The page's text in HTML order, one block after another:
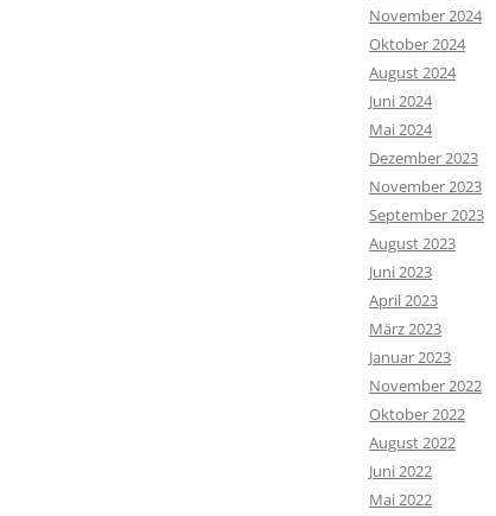
November 2024
Oktober 2024
August 2024
Juni 2024
Mai 2024
Dezember 2023
November 2023
September 2023
August 2023
Juni 2023
April 2023
März 2023
Januar 2023
November 2022
Oktober 2022
August 2022
Juni 2022
Mai 2022